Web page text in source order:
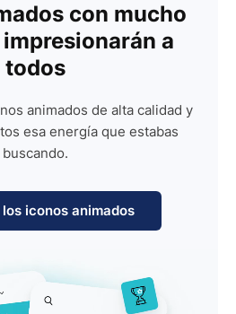
con mucho
a
todos
animados de alta calidad y
esa energía que estabas
buscando.
iconos animados